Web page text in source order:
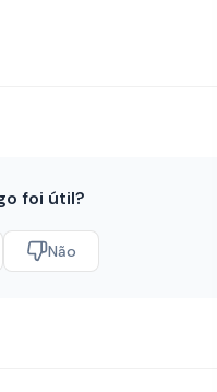
foi útil?
Não